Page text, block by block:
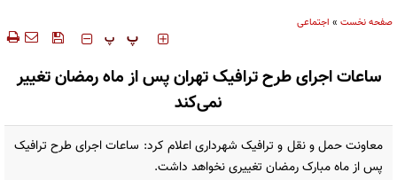
صفحه نخست » اجتماعی
‍‍‍ پ پ
ساعات اجرای طرح ترافیک تهران پس از ماه رمضان تغییر
نمی‌کند
معاونت حمل و نقل و ترافیک شهرداری اعلام کرد: ساعات اجرای طرح ترافیک
پس از ماه مبارک رمضان تغییری نخواهد داشت.